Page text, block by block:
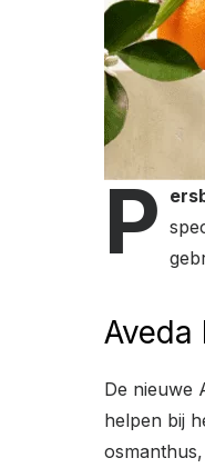
P
Aveda
De nieuwe
helpen bij